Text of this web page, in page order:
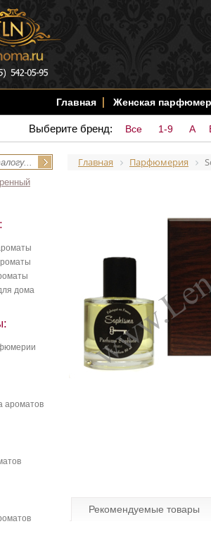
Главная Женская
Выберите бренд: Все 1-9 A
дома
ароматов
Главная Парфюмерия
Рекомендуемые товары